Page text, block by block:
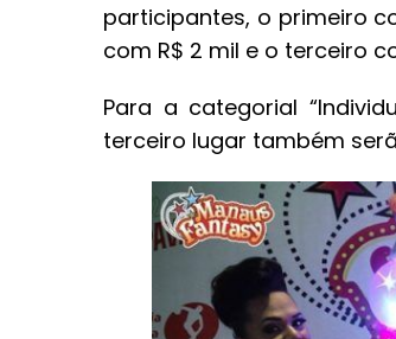
participantes, o primeiro
com R$ 2 mil e o terceiro
Para a categorial
terceiro lugar também